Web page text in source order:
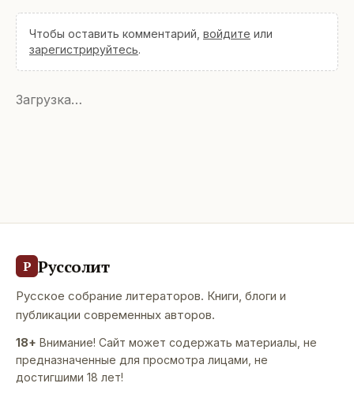
Чтобы оставить комментарий, войдите или
зарегистрируйтесь.
Загрузка…
Р Руссолит
Русское собрание литераторов. Книги, блоги и
публикации современных авторов.
18+ Внимание! Сайт может содержать материалы, не
предназначенные для просмотра лицами, не
достигшими 18 лет!